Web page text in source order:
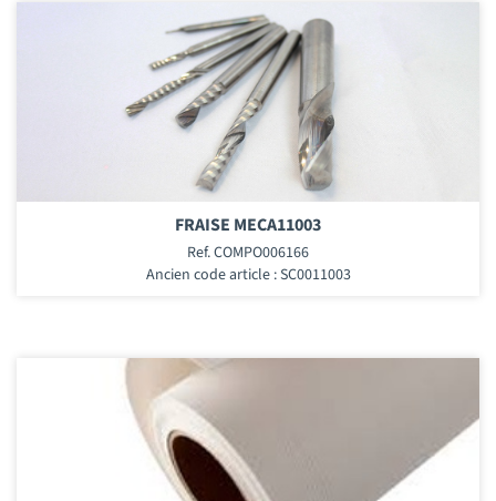
FRAISE MECA11003
Ref. COMPO006166
Ancien code article : SC0011003